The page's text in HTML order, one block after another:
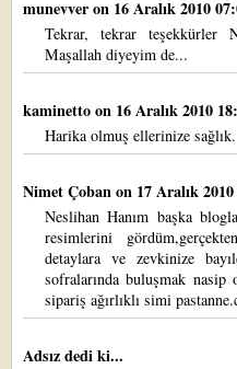
munevveron 16 Aralık 2010
Tekrar, tekrar teşekkürler
Maşallah diyeyim de...
kaminettoon 16 Aralık 2010
Harika olmuş ellerinize sağlık.
Nimet Çobanon 17 Aralık
Neslihan Hanım başka
resimlerini
detaylara ve zevkinize
sofralarında buluşmak
sipariş ağırlıklı simi
Adsız dedi ki...